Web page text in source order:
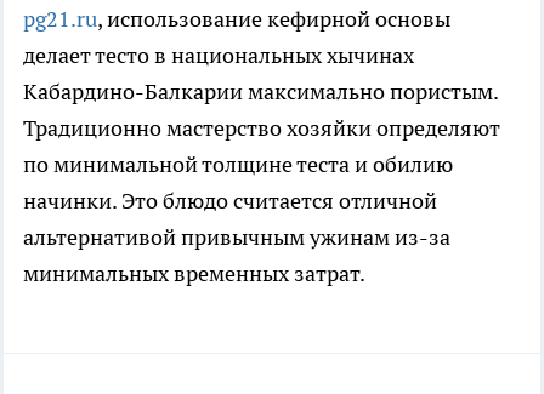
pg21.ru, использование кефирной основы
делает тесто в национальных хычинах
Кабардино-Балкарии максимально пористым.
Традиционно мастерство хозяйки определяют
по минимальной толщине теста и обилию
начинки. Это блюдо считается отличной
альтернативой привычным ужинам из-за
минимальных временных затрат.